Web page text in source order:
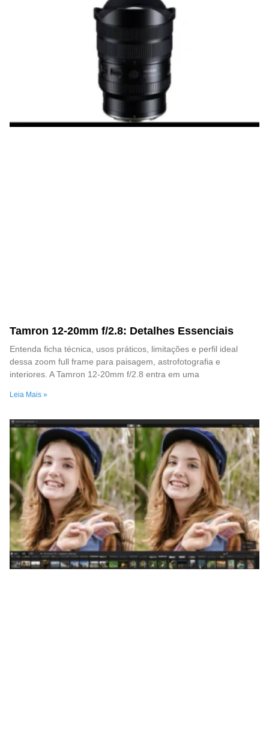
Tamron 12-20mm f/2.8: Detalhes Essenciais
Entenda ficha técnica, usos práticos, limitações e perfil ideal
dessa zoom full frame para paisagem, astrofotografia e
interiores. A Tamron 12-20mm f/2.8 entra em uma
Leia Mais »